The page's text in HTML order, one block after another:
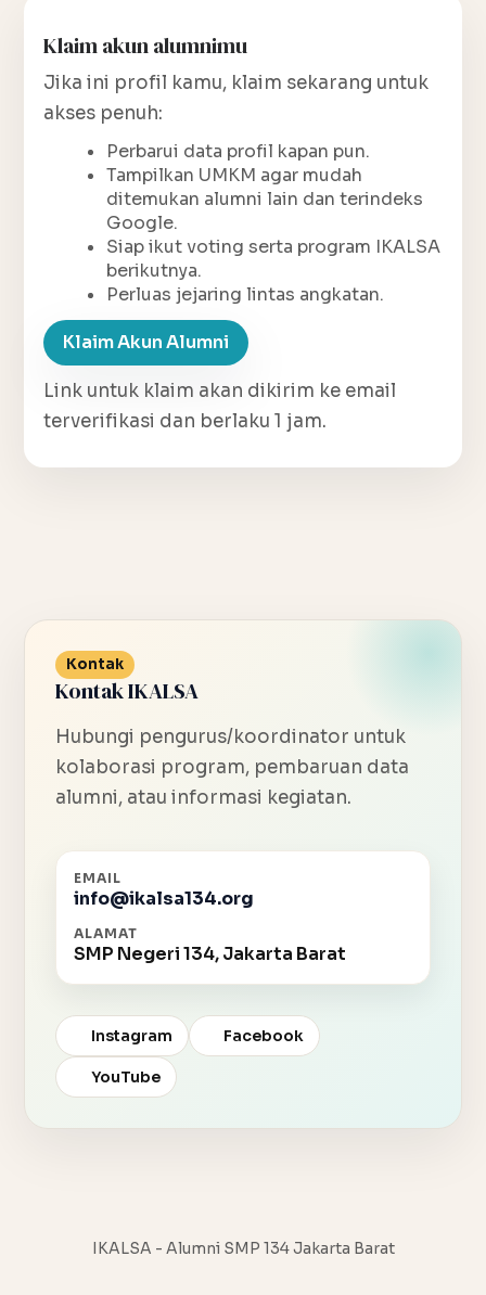
Klaim akun alumnimu
Jika ini profil kamu, klaim sekarang untuk
akses penuh:
Perbarui data profil kapan pun.
Tampilkan UMKM agar mudah
ditemukan alumni lain dan terindeks
Google.
Siap ikut voting serta program IKALSA
berikutnya.
Perluas jejaring lintas angkatan.
Klaim Akun Alumni
Link untuk klaim akan dikirim ke email
terverifikasi dan berlaku 1 jam.
Kontak
Kontak IKALSA
Hubungi pengurus/koordinator untuk
kolaborasi program, pembaruan data
alumni, atau informasi kegiatan.
EMAIL
info@ikalsa134.org
ALAMAT
SMP Negeri 134, Jakarta Barat
Instagram Facebook
YouTube
IKALSA - Alumni SMP 134 Jakarta Barat